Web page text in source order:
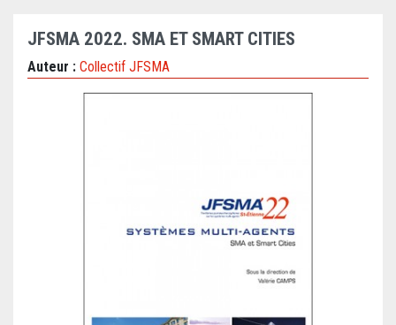
JFSMA 2022. SMA ET SMART CITIES
Auteur : Collectif JFSMA